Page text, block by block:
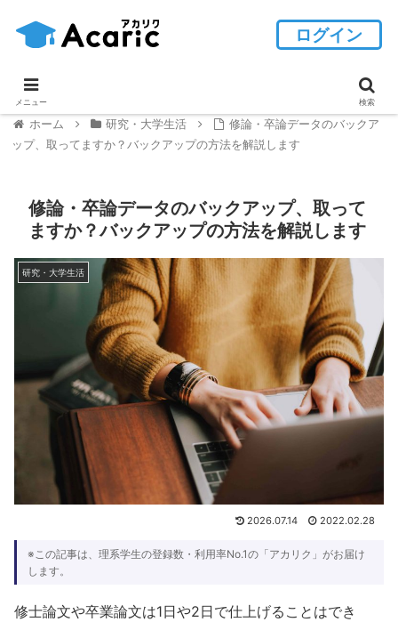
ホーム 研究・大学生活
修論・卒論データのバックア
ップ、取ってますか？バックアップの方法を解説します
修論・卒論データのバックアップ、取って
ますか？バックアップの方法を解説します
研究・大学生活
2026.07.14 2022.02.28
※この記事は、理系学生の登録数・利用率No.1の「アカリク」がお届け
します。
修士論文や卒業論文は1日や2日で仕上げることはでき
ログイン
メニュー 検索